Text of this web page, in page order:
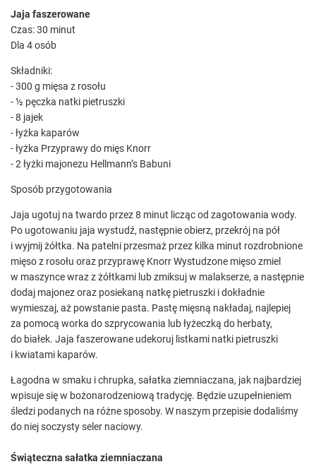
Jaja faszerowane
Czas: 30 minut
Dla 4 osób
Składniki:
- 300 g mięsa z rosołu
- ½ pęczka natki pietruszki
- 8 jajek
- łyżka kaparów
- łyżka Przyprawy do mięs Knorr
- 2 łyżki majonezu Hellmann’s Babuni
Sposób przygotowania
Jaja ugotuj na twardo przez 8 minut licząc od zagotowania wody.
Po ugotowaniu jaja wystudź, następnie obierz, przekrój na pół
i wyjmij żółtka. Na patelni przesmaż przez kilka minut rozdrobnione
mięso z rosołu oraz przyprawę Knorr Wystudzone mięso zmiel
w maszynce wraz z żółtkami lub zmiksuj w malakserze, a następnie
dodaj majonez oraz posiekaną natkę pietruszki i dokładnie
wymieszaj, aż powstanie pasta. Pastę mięsną nakładaj, najlepiej
za pomocą worka do szprycowania lub łyżeczką do herbaty,
do białek. Jaja faszerowane udekoruj listkami natki pietruszki
i kwiatami kaparów.
Łagodna w smaku i chrupka, sałatka ziemniaczana, jak najbardziej
wpisuje się w bożonarodzeniową tradycję. Będzie uzupełnieniem
śledzi podanych na różne sposoby. W naszym przepisie dodaliśmy
do niej soczysty seler naciowy.
Świąteczna sałatka ziemniaczana